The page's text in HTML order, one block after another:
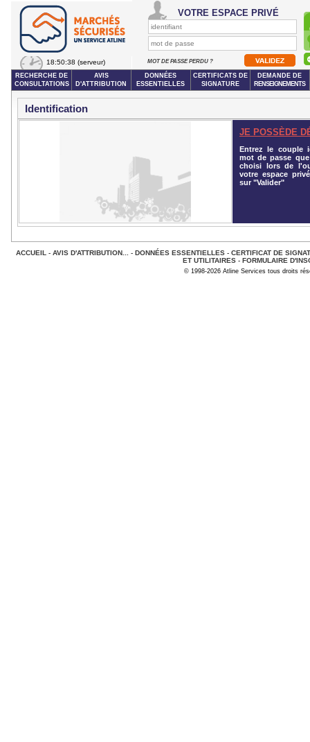
18:50:38 (serveur)
VOTRE ESPACE PRIVÉ
MOT DE PASSE PERDU ?
RECHERCHE DE
CONSULTATIONS
AVIS
D'ATTRIBUTION
DONNÉES
ESSENTIELLES
CERTIFICATS DE
SIGNATURE
DEMANDE DE
RENSEIGNEMENTS
Identification
JE POSSÈDE
Entrez le couple
mot de passe
choisi lors de
votre espace
sur "Valider"
ACCUEIL - AVIS D'ATTRIBUTION... - DONNÉES ESSENTIELLES- CERTIFICAT DE
ET UTILITAIRES - FORMULAIRE
© 1998-2026 Atline Services tous droits